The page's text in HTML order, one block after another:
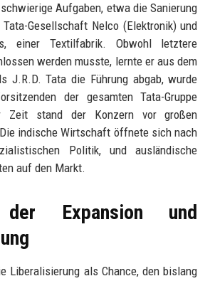
Aufgaben, etwa die Sanierung
Gesellschaft Nelco (Elektronik) und
einer Textilfabrik. Obwohl letztere
werden musste, lernte er aus dem
J.R.D. Tata die Führung abgab, wurde
der gesamten Tata-Gruppe
Zeit stand der Konzern vor großen
indische Wirtschaft öffnete sich nach
Politik, und ausländische
auf den Markt.
Expansion und
Liberalisierung als Chance, den bislang